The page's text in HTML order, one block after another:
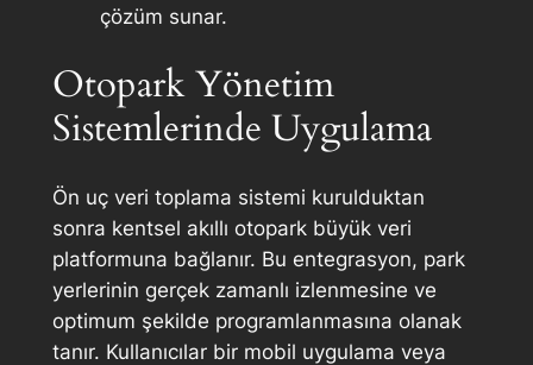
çözüm sunar.
Otopark Yönetim
Sistemlerinde Uygulama
Ön uç veri toplama sistemi kurulduktan
sonra kentsel akıllı otopark büyük veri
platformuna bağlanır. Bu entegrasyon, park
yerlerinin gerçek zamanlı izlenmesine ve
optimum şekilde programlanmasına olanak
tanır. Kullanıcılar bir mobil uygulama veya